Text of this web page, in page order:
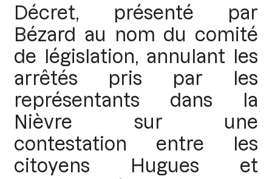
Décret, présenté par
Bézard au nom du comité
de législation, annulant les
arrêtés pris par les
représentants dans la
Nièvre sur une
contestation entre les
citoyens Hugues et